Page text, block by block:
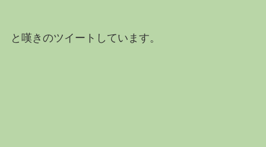
と嘆きのツイートしています。